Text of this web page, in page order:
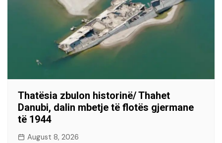
Thatësia zbulon historinë/ Thahet
Danubi, dalin mbetje të flotës gjermane
të 1944
August 8, 2026